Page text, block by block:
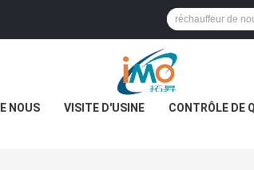
NOUS VISITE D'USINE CONTRÔLE DE